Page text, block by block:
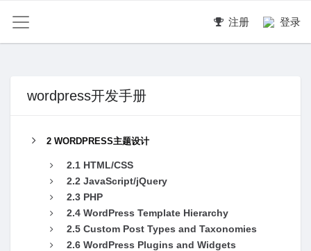
注册 登录
wordpress开发手册
2 WORDPRESS主题设计
2.1 HTML/CSS
2.2 JavaScript/jQuery
2.3 PHP
2.4 WordPress Template Hierarchy
2.5 Custom Post Types and Taxonomies
2.6 WordPress Plugins and Widgets